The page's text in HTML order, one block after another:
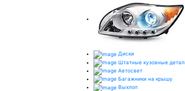
Диски
Штатные кузовные
Автосвет
Багажники на крышу
Выхлоп